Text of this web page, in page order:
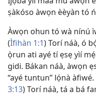
ṣàkóso àwọn èèyàn tó
Àwọn ohun tó wà nínú
(Ìfihàn 1:1) Torí náà, ó
ọ̀run ati ayé tí ẹsẹ yìí
gidi. Bákan náà, àwọn
“ayé tuntun” lọ́nà àfiwé.
3:13) Torí náà, tá a bá